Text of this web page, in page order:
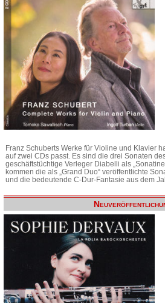
Franz Schuberts Werke für Violine und Klavier
auf zwei CDs passt. Es sind die drei Sonaten
geschäftstüchtige Verleger Diabelli als
kommen die als „Grand Duo“ veröffentlichte
und die bedeutende C-Dur-Fantasie aus dem